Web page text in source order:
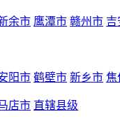
余市 鹰潭市 赣州市 吉
阳市 鹤壁市 新乡市 焦
店市 直辖县级